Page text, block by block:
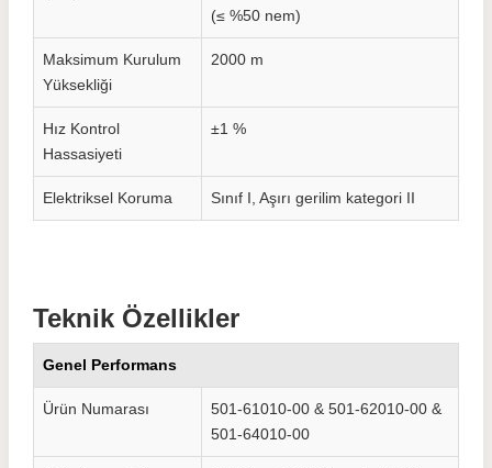
(≤ %50 nem)
Maksimum Kurulum
Yüksekliği
2000 m
Hız Kontrol
Hassasiyeti
±1 %
Elektriksel Koruma Sınıf I, Aşırı gerilim kategori II
Teknik Özellikler
Genel Performans
Ürün Numarası
501-61010-00 & 501-62010-00 &
501-64010-00